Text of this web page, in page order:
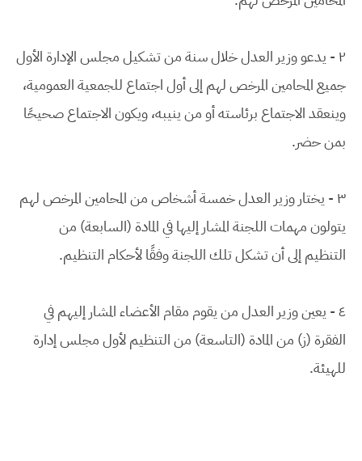
٢ - يدعو وزير العدل خلال سنة من تشكيل مجلس الإدارة الأول
جميع المحامين المرخص لهم إلى أول اجتماع للجمعية العمومية،
وينعقد الاجتماع برئاسته أو من ينيبه، ويكون الاجتماع صحيحًا
بمن حضر.
٣ - يختار وزير العدل خمسة أشخاص من المحامين المرخص لهم
يتولون مهمات اللجنة المشار إليها في المادة (السابعة) من
التنظيم إلى أن تشكل تلك اللجنة وفقًا لأحكام التنظيم.
٤ - يعين وزير العدل من يقوم مقام الأعضاء المشار إليهم في
الفقرة (ز) من المادة (التاسعة) من التنظيم لأول مجلس إدارة
للهيئة.